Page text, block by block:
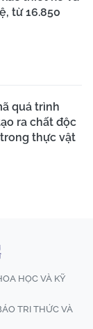
từ 16.850
quá trình
ra chất độc
thực vật
HỌC VÀ KỸ
TRI THỨC VÀ